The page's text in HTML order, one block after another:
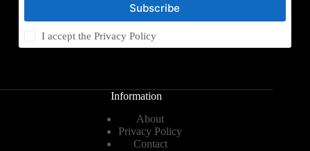
Subscribe
I accept thePrivacy Policy
Information
About
Privacy Policy
Contact